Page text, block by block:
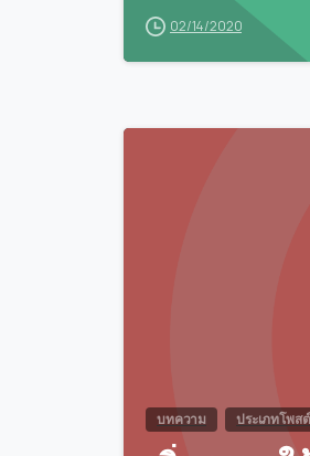
02/14/2020
บทความ ประเภทโพสต์